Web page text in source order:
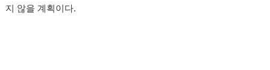
지 않을 계획이다.